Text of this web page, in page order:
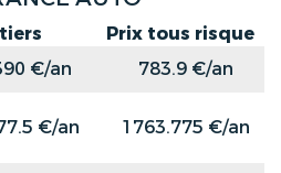
Prix tous risque
€/an
783.9 €/an
€/an 1763.775 €/an